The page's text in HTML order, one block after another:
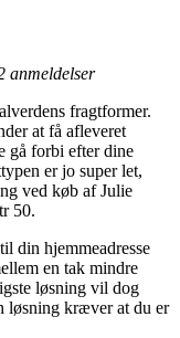
anmeldelser
fragtformer.
at få afleveret
gå forbi efter dine
er jo super let,
ved køb af Julie
50.
din hjemmeadresse
en tak mindre
løsning vil dog
løsning kræver at du er